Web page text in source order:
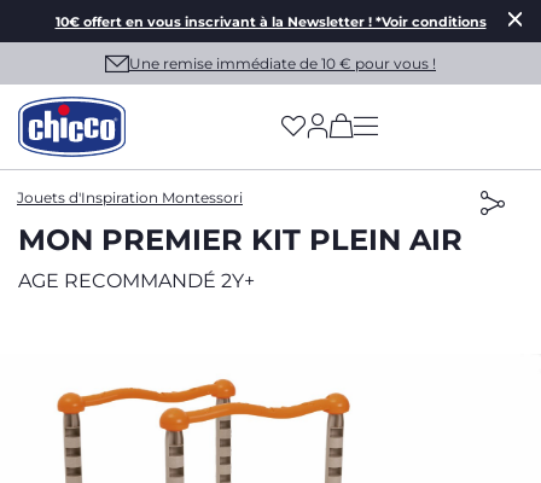
10€ offert en vous inscrivant à la Newsletter ! *Voir conditions
Une remise immédiate de 10 € pour vous !
(has more options
Jouets d'Inspiration Montessori
MON PREMIER KIT PLEIN AIR
AGE RECOMMANDÉ 2Y+